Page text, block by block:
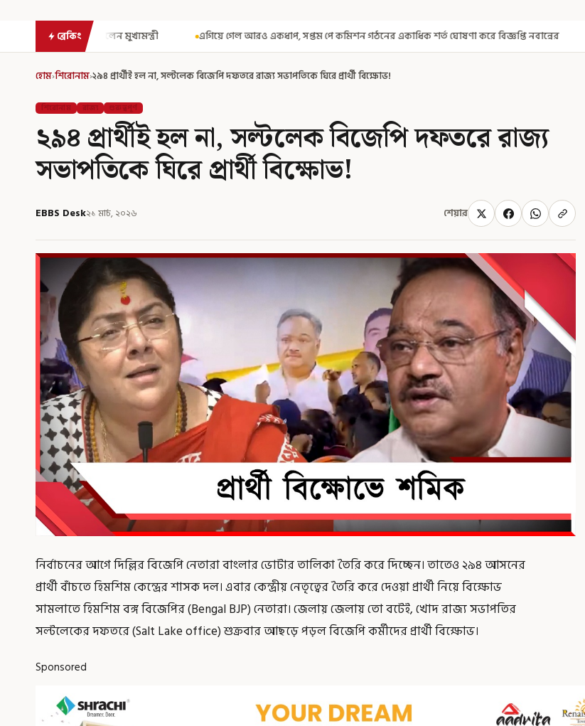
ব্রেকিংএগিয়ে গেল আরও একধাপ, সপ্তম পে কমিশন গঠনের একাধিক শর্ত ঘোষণা করে বিজ্ঞপ্তি নবান্নের মাঝআকাশে আচমকা প্রবল
হোম›শিরোনাম›২৯৪ প্রার্থীই হল না, সল্টলেক বিজেপি দফতরে রাজ্য সভাপতিকে ঘিরে প্রার্থী বিক্ষোভ!
শিরোনাম রাজ্য গুরুত্বপূর্ণ
২৯৪ প্রার্থীই হল না, সল্টলেক বিজেপি দফতরে রাজ্য
সভাপতিকে ঘিরে প্রার্থী বিক্ষোভ!
EBBS Desk২১ মার্চ, ২০২৬ শেয়ার
নির্বাচনের আগে দিল্লির বিজেপি নেতারা বাংলার ভোটার তালিকা তৈরি করে দিচ্ছেন। তাতেও ২৯৪ আসনের
প্রার্থী বাঁচতে হিমশিম কেন্দ্রের শাসক দল। এবার কেন্দ্রীয় নেতৃত্বের তৈরি করে দেওয়া প্রার্থী নিয়ে বিক্ষোভ
সামলাতে হিমশিম বঙ্গ বিজেপির (Bengal BJP) নেতারা। জেলায় জেলায় তো বটেই, খোদ রাজ্য সভাপতির
সল্টলেকের দফতরে (Salt Lake office) শুক্রবার আছড়ে পড়ল বিজেপি কর্মীদের প্রার্থী বিক্ষোভ।
Sponsored